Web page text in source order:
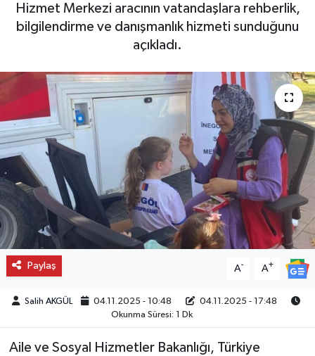
Hizmet Merkezi aracının vatandaşlara rehberlik,
bilgilendirme ve danışmanlık hizmeti sunduğunu
açıkladı.
Paylaş A- A+
Salih AKGÜL 04.11.2025 - 10:48
04.11.2025 - 17:48
Okunma Süresi: 1 Dk
Aile ve Sosyal Hizmetler Bakanlığı, Türkiye